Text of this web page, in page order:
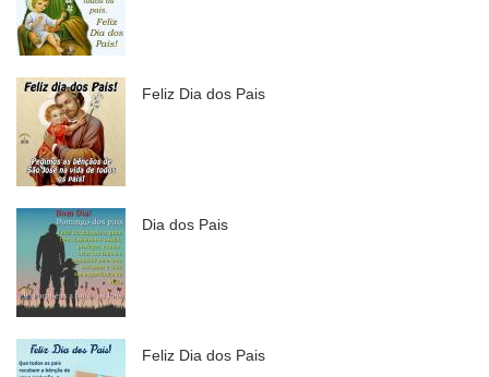
Feliz Dia dos Pais
Dia dos Pais
Feliz Dia dos Pais